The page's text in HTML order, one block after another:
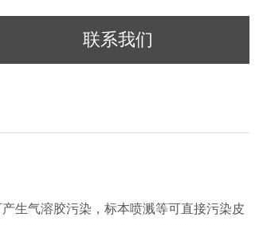
联系我们
生气溶胶污染，标本喷溅等可直接污染皮